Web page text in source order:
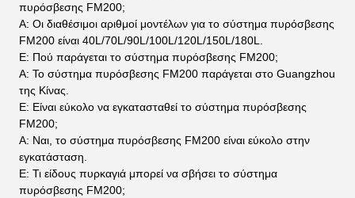
πυρόσβεσης FM200;
Α: Οι διαθέσιμοι αριθμοί μοντέλων για το σύστημα πυρόσβεσης
FM200 είναι 40L/70L/90L/100L/120L/150L/180L.
Ε: Πού παράγεται το σύστημα πυρόσβεσης FM200;
Α: Το σύστημα πυρόσβεσης FM200 παράγεται στο Guangzhou
της Κίνας.
Ε: Είναι εύκολο να εγκατασταθεί το σύστημα πυρόσβεσης
FM200;
Α: Ναι, το σύστημα πυρόσβεσης FM200 είναι εύκολο στην
εγκατάσταση.
Ε: Τι είδους πυρκαγιά μπορεί να σβήσει το σύστημα
πυρόσβεσης FM200;